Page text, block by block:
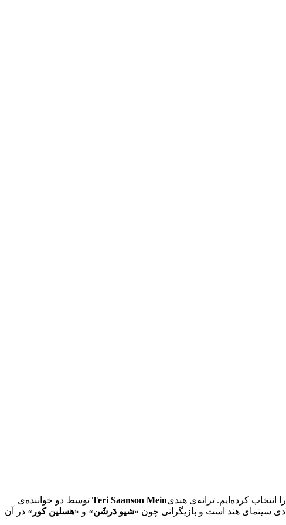
را انتخاب کرده‌ایم. ترانه‌ی هندیTeri Saanson Mein توسط دو خواننده‌ی
شیو دَرشَن» و «هسلین کور » در آن